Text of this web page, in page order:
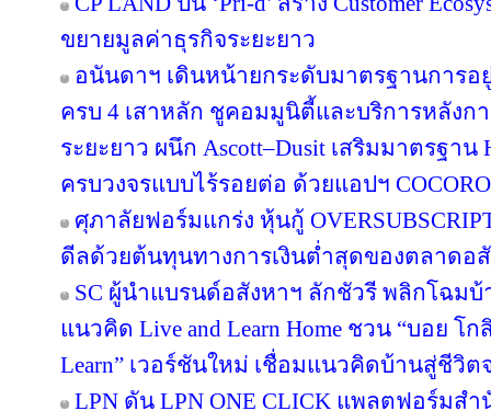
ขยายมูลค่าธุรกิจระยะยาว
อนันดาฯ เดินหน้ายกระดับมาตรฐานการอยู่
ครบ 4 เสาหลัก ชูคอมมูนิตี้และบริการหลังกา
ระยะยาว ผนึก Ascott–Dusit เสริมมาตรฐา
ครบวงจรแบบไร้รอยต่อ ด้วยแอปฯ COCORO
ศุภาลัยฟอร์มแกร่ง หุ้นกู้
ดีลด้วยต้นทุนทางการเงินต่ำสุดของตลาดอ
SC ผู้นำแบรนด์อสังหาฯ ลักชัวรี พลิกโฉมบ้
แนวคิด Live and Learn Home ชวน “บอย โ
Learn” เวอร์ชันใหม่ เชื่อมแนวคิดบ้านสู่ชีวิต
LPN ดัน LPN ONE CLICK แพลตฟอร์มส